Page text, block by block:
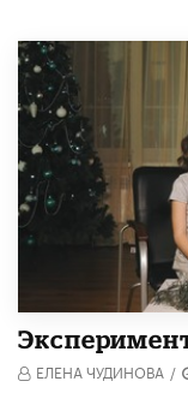
ЕЛЕНА ЧУДИНОВА /